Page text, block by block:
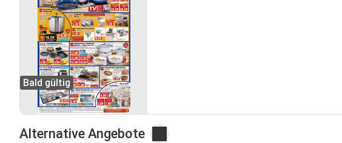
Bald gültig
Alternative Angebote